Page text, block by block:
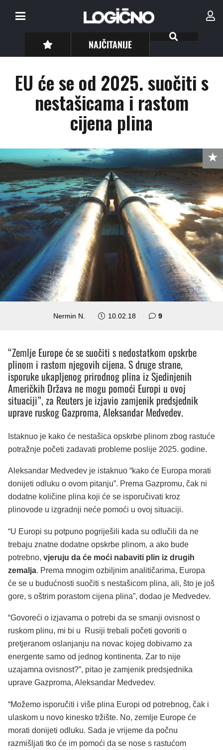
NAJČITANIJE
EU će se od 2025. suočiti s
nestašicama i rastom
cijena plina
Nermin N. 10.02.18 9komentara
“Zemlje Europe će se suočiti s nedostatkom opskrbe
plinom i rastom njegovih cijena. S druge strane,
isporuke ukapljenog prirodnog plina iz Sjedinjenih
Američkih Država ne mogu pomoći Europi u ovoj
situaciji”, za Reuters je izjavio zamjenik predsjednik
uprave ruskog Gazproma, Aleksandar Medvedev.
Istaknuo je kako će nestašica opskrbe plinom zbog rastuće
potražnje početi zadavati probleme ​​poslije 2025. godine.
Aleksandar Medvedev je istaknuo “kako će Europa morati
donijeti odluku o ovom pitanju”. Prema Gazpromu, čak ni
dodatne količine plina koji će se isporučivati kroz
plinovode u izgradnji neće pomoći u ovoj situaciji.
“U Europi su potpuno pogriješili kada su odlučili da ne
trebaju znatne dodatne opskrbe plinom, a ako bude
potrebno, vjeruju da će moći nabaviti plin iz drugih
zemalja. Prema mnogim ozbiljnim analitičarima, Europa
će se u budućnosti suočiti s nestašicom plina, ali, što je još
gore, s oštrim porastom cijena plina”, dodao je Medvedev.
“Govoreći o izjavama o potrebi da se smanji ovisnost o
ruskom plinu, mi bi u Rusiji trebali početi govoriti o
pretjeranom oslanjanju na novac kojeg dobivamo za
energente samo od jednog kontinenta. Zar to nije
uzajamna ovisnost?”, pitao je zamjenik predsjednika
uprave Gazproma, Aleksandar Medvedev.
“Možemo isporučiti i više plina Europi od potrebnog, čak i
ulaskom u novo kinesko tržište. No, zemlje Europe će
morati donijeti odluku. Sada je vrijeme da počnu
razmišljati tko će im pomoći da se nose s rastućom